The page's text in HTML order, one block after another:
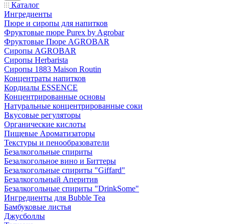
Каталог
Ингредиенты
Пюре и сиропы для напитков
Фруктовые пюре Purex by Agrobar
Фруктовые Пюре AGROBAR
Сиропы AGROBAR
Сиропы Herbarista
Сиропы 1883 Maison Routin
Концентраты напитков
Кордиалы ESSENCE
Концентрированные основы
Натуральные концентрированные соки
Вкусовые регуляторы
Органические кислоты
Пищевые Ароматизаторы
Текстуры и пенообразователи
Безалкогольные спириты
Безалкогольное вино и Биттеры
Безалкогольные спириты "Giffard"
Безалкогольный Аперитив
Безалкогольные спириты "DrinkSome"
Ингредиенты для Bubble Tea
Бамбуковые листья
Джусболлы